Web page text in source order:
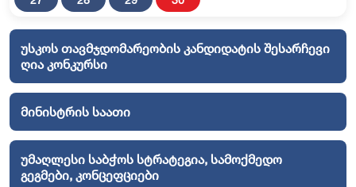
უსკოს თავმჯდომარეობის კანდიდატის შესარჩევი
ღია კონკურსი
მინისტრის საათი
უმაღლესი საბჭოს სტრატეგია, სამოქმედო
გეგმები, კონცეფციები